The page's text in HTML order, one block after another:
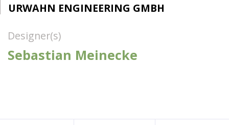
URWAHN ENGINEERING GMBH
Designer(s)
Sebastian Meinecke